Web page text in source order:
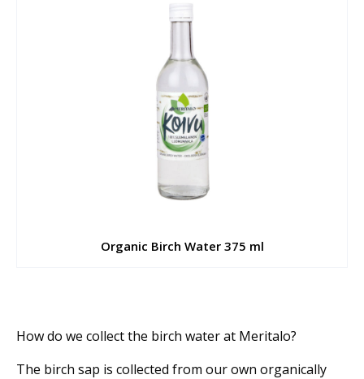
Organic Birch Water 375 ml
How do we collect the birch water at Meritalo?
The birch sap is collected from our own organically